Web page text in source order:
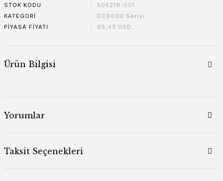
STOK KODU
505219-001
KATEGORI
DC9000 Serisi
PIYASA FIYATI
65,43 USD
Ürün Bilgisi
Yorumlar
Taksit Seçenekleri